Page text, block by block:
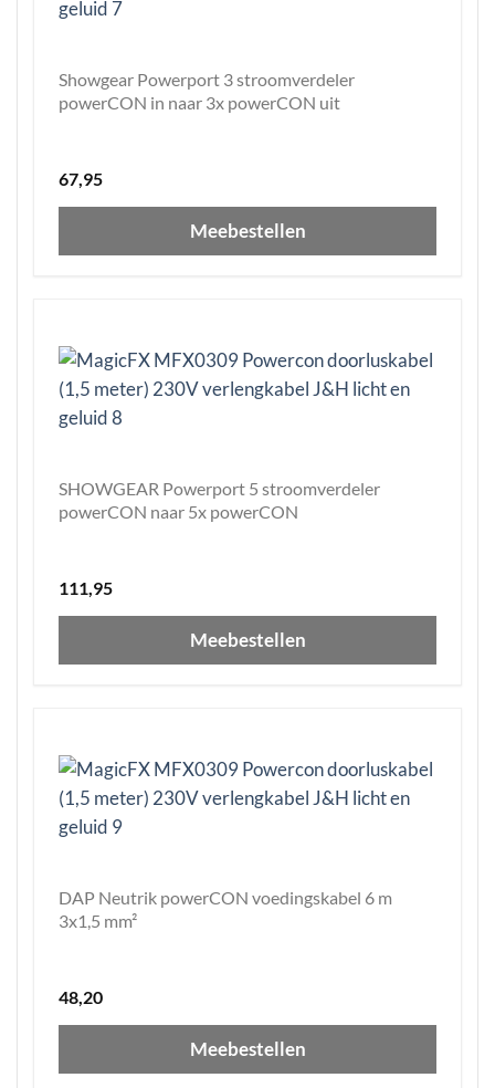
Showgear Powerport 3 stroomverdeler
powerCON in naar 3x powerCON uit
67,95
Meebestellen
SHOWGEAR Powerport 5 stroomverdeler
powerCON naar 5x powerCON
111,95
Meebestellen
DAP Neutrik powerCON voedingskabel 6 m
3x1,5 mm²
48,20
Meebestellen